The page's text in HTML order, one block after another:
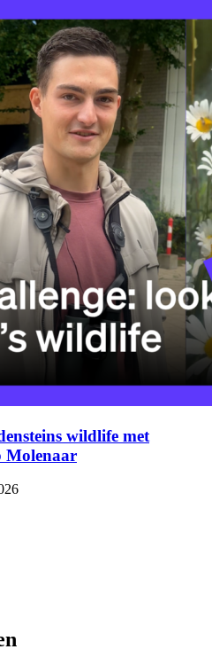
wildlife met
Molenaar